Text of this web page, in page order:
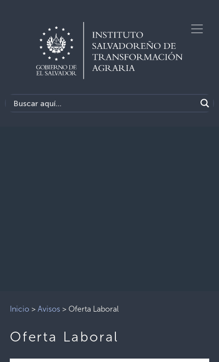
Inicio > Avisos > Oferta Laboral
Oferta Laboral